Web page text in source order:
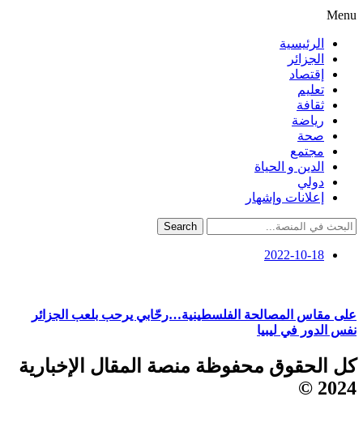
Menu
الرئيسية
الجزائر
إقتصاد
تعليم
ثقافة
رياضة
صحة
مجتمع
الدين و الحياة
دولي
إعلانات وإشهار
Search
2022-10-18
على مقاس المصالحة الفلسطينية…رحّابي يرحب بلعب الجزائر
نفس الدور في ليبيا
كل الحقوق محفوظة منصة المقال الإخبارية
2024 ©